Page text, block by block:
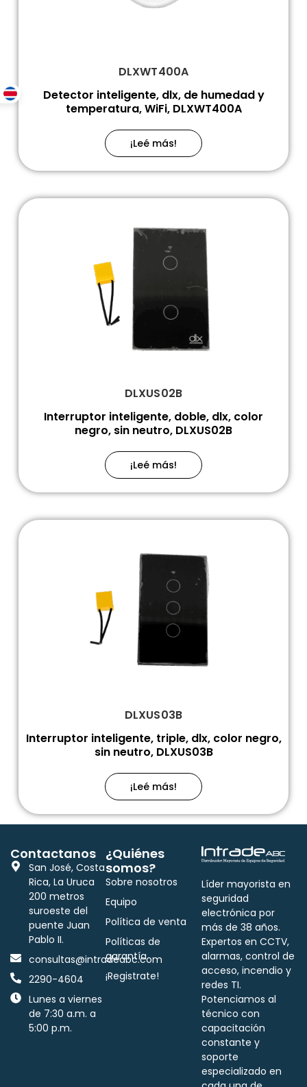
DLXWT400A
Detector inteligente, dlx, de humedad y
temperatura, WiFi, DLXWT400A
¡Leé más!
DLXUS02B
Interruptor inteligente, doble, dlx, color
negro, sin neutro, DLXUS02B
¡Leé más!
DLXUS03B
Interruptor inteligente, triple, dlx, color negro,
sin neutro, DLXUS03B
¡Leé más!
Líder mayorista en
seguridad
electrónica por
más de 38 años.
Expertos en CCTV,
alarmas, control de
acceso, incendio y
redes TI.
Potenciamos al
técnico con
capacitación
constante y
soporte
especializado en
¿Quiénes
somos?
Sobre nosotros
Equipo
Política de venta
Políticas de
garantía
¡Registrate!
Contactanos
San José, Costa
Rica, La Uruca
200 metros
suroeste del
puente Juan
Pablo II.
consultas@intradeabc.com
2290-4604
Lunes a viernes
de 7:30 a.m. a
5:00 p.m.